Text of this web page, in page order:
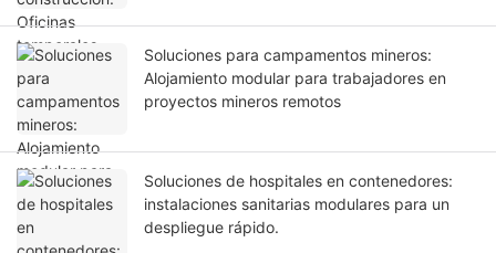
Soluciones para campamentos mineros:
Alojamiento modular para trabajadores en
proyectos mineros remotos
Soluciones de hospitales en contenedores:
instalaciones sanitarias modulares para un
despliegue rápido.